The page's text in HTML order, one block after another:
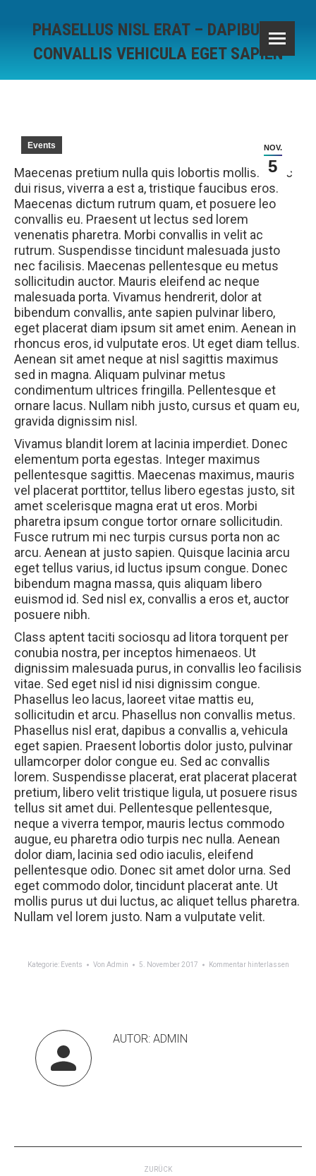
PHASELLUS NISL ERAT – DAPIBUS A
CONVALLIS VEHICULA EGET SAPIEN
NOV.
5
Events
Maecenas pretium nulla quis lobortis mollis. Nunc
dui risus, viverra a est a, tristique faucibus eros.
Maecenas dictum rutrum quam, et posuere leo
convallis eu. Praesent ut lectus sed lorem
venenatis pharetra. Morbi convallis in velit ac
rutrum. Suspendisse tincidunt malesuada justo
nec facilisis. Maecenas pellentesque eu metus
sollicitudin auctor. Mauris eleifend ac neque
malesuada porta. Vivamus hendrerit, dolor at
bibendum convallis, ante sapien pulvinar libero,
eget placerat diam ipsum sit amet enim. Aenean in
rhoncus eros, id vulputate eros. Ut eget diam tellus.
Aenean sit amet neque at nisl sagittis maximus
sed in magna. Aliquam pulvinar metus
condimentum ultrices fringilla. Pellentesque et
ornare lacus. Nullam nibh justo, cursus et quam eu,
gravida dignissim nisl.
Vivamus blandit lorem at lacinia imperdiet. Donec
elementum porta egestas. Integer maximus
pellentesque sagittis. Maecenas maximus, mauris
vel placerat porttitor, tellus libero egestas justo, sit
amet scelerisque magna erat ut eros. Morbi
pharetra ipsum congue tortor ornare sollicitudin.
Fusce rutrum mi nec turpis cursus porta non ac
arcu. Aenean at justo sapien. Quisque lacinia arcu
eget tellus varius, id luctus ipsum congue. Donec
bibendum magna massa, quis aliquam libero
euismod id. Sed nisl ex, convallis a eros et, auctor
posuere nibh.
Class aptent taciti sociosqu ad litora torquent per
conubia nostra, per inceptos himenaeos. Ut
dignissim malesuada purus, in convallis leo facilisis
vitae. Sed eget nisl id nisi dignissim congue.
Phasellus leo lacus, laoreet vitae mattis eu,
sollicitudin et arcu. Phasellus non convallis metus.
Phasellus nisl erat, dapibus a convallis a, vehicula
eget sapien. Praesent lobortis dolor justo, pulvinar
ullamcorper dolor congue eu. Sed ac convallis
lorem. Suspendisse placerat, erat placerat placerat
pretium, libero velit tristique ligula, ut posuere risus
tellus sit amet dui. Pellentesque pellentesque,
neque a viverra tempor, mauris lectus commodo
augue, eu pharetra odio turpis nec nulla. Aenean
dolor diam, lacinia sed odio iaculis, eleifend
pellentesque odio. Donec sit amet dolor urna. Sed
eget commodo dolor, tincidunt placerat ante. Ut
mollis purus ut dui luctus, ac aliquet tellus pharetra.
Nullam vel lorem justo. Nam a vulputate velit.
Kategorie: Events Von Admin 5. November 2017 Kommentar hinterlassen
AUTOR: ADMIN
KOMMENTARNAVIGATION
ZURÜCK